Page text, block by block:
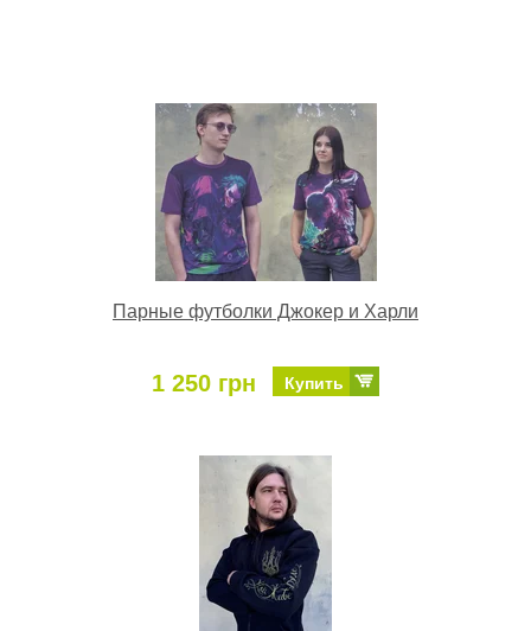
Парные футболки Джокер и Харли
1 250 грн Купить